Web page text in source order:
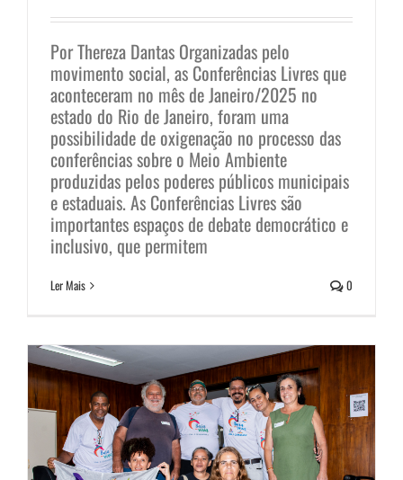
Por Thereza Dantas Organizadas pelo
movimento social, as Conferências Livres que
aconteceram no mês de Janeiro/2025 no
estado do Rio de Janeiro, foram uma
possibilidade de oxigenação no processo das
conferências sobre o Meio Ambiente
produzidas pelos poderes públicos municipais
e estaduais. As Conferências Livres são
importantes espaços de debate democrático e
inclusivo, que permitem
Ler Mais 0
A sociedade civil estará presente
na 5ª Conferência Nacional do